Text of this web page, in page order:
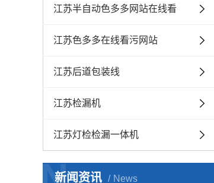
江苏半自动色多多网站在线看
江苏色多多在线看污网站
江苏后道包装线
江苏检漏机
江苏灯检检漏一体机
新闻资讯 News